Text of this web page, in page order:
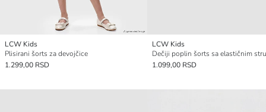
LCW Kids
Plisirani šorts za devojčice
1.299,00 RSD
LCW Kids
Dečiji poplin šorts sa elastičnim
1.099,00 RSD